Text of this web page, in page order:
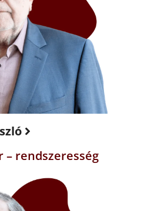
– rendszeresség